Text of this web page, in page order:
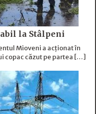
la Stâlpeni
Mioveni a acționat în
copac căzut pe partea […]